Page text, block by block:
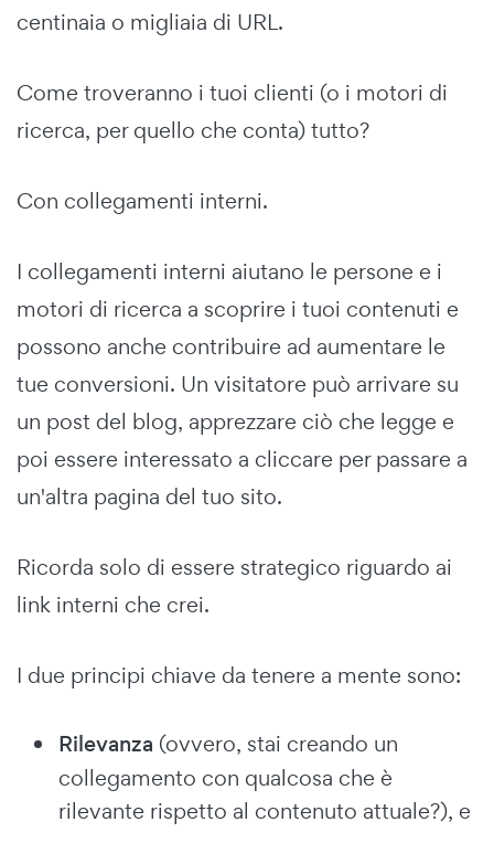
centinaia o migliaia di URL.
Come troveranno i tuoi clienti (o i motori di
ricerca, per quello che conta) tutto?
Con collegamenti interni.
I collegamenti interni aiutano le persone e i
motori di ricerca a scoprire i tuoi contenuti e
possono anche contribuire ad aumentare le
tue conversioni. Un visitatore può arrivare su
un post del blog, apprezzare ciò che legge e
poi essere interessato a cliccare per passare a
un'altra pagina del tuo sito.
Ricorda solo di essere strategico riguardo ai
link interni che crei.
I due principi chiave da tenere a mente sono:
Rilevanza (ovvero, stai creando un
collegamento con qualcosa che è
rilevante rispetto al contenuto attuale?), e